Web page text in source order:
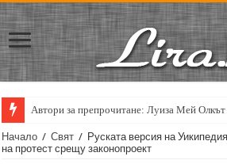
Автори за препрочитане: Луиза Мей Олкът
Кирил Кадийски: „Плачът на големия поет
Начало / Свят / Руската версия на
на протест срещу законопроект